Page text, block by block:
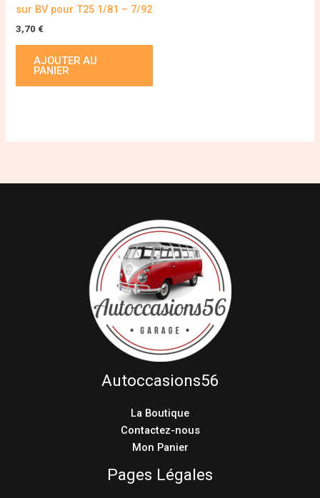
sur BV pour T25 1/81 – 7/92
3,70 €
AJOUTER AU
PANIER
Autoccasions56
La Boutique
Contactez-nous
Mon Panier
Pages Légales